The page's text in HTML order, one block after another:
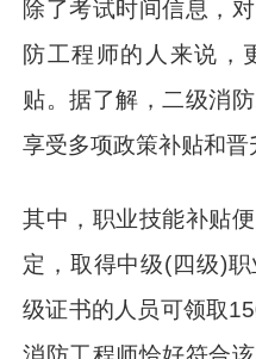
除了考试时间信息，
防工程师的人来说，
贴。据了解，二级消
享受多项政策补贴和晋
其中，职业技能补贴
定，取得中级(四级)
级证书的人员可领取